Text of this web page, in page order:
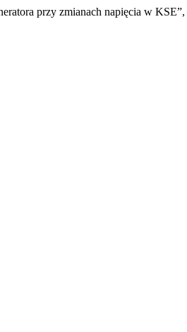
przy zmianach napięcia w KSE”,